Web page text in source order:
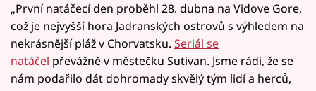
„První natáčecí den proběhl 28. dubna na Vidove Gore,
což je nejvyšší hora Jadranských ostrovů s výhledem na
nekrásnější pláž v Chorvatsku. Seriál se
natáčel převážně v městečku Sutivan. Jsme rádi, že se
nám podařilo dát dohromady skvělý tým lidí a herců,